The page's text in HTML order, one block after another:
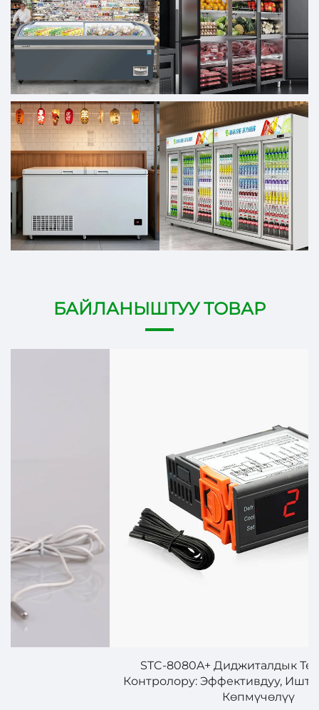
БАЙЛАНЫШТУУ ТОВАР
STC-8080A+ Диджиталдык Температура
Контролору: Эффективдуу, Иштешүүлүү жана